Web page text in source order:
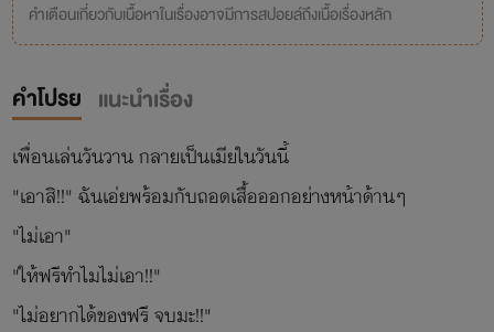
คำเตือนเกี่ยวกับเนื้อหาในเรื่องอาจมีการสปอยล์ถึงเนื้อเรื่องหลัก
คำโปรย แนะนำเรื่อง
เพื่อนเล่นวันวาน กลายเป็นเมียในวันนี้
"เอาสิ!!" ฉันเอ่ยพร้อมกับถอดเสื้อออกอย่างหน้าด้านๆ
"ไม่เอา"
"ให้ฟรีทำไมไม่เอา!!"
"ไม่อยากได้ของฟรี จบมะ!!"